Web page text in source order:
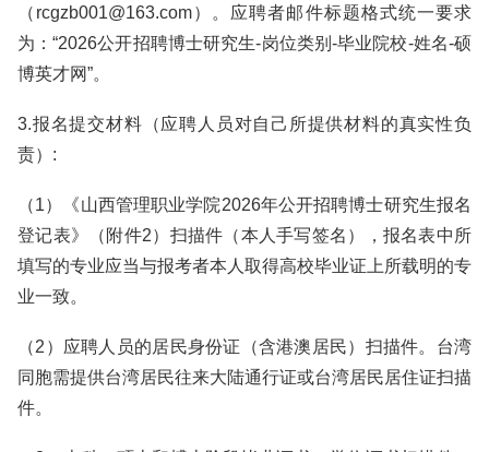
（rcgzb001@163.com）。应聘者邮件标题格式统一要求
为：“2026公开招聘博士研究生-岗位类别-毕业院校-姓名-硕
博英才网”。
3.报名提交材料（应聘人员对自己所提供材料的真实性负
责）:
（1）《山西管理职业学院2026年公开招聘博士研究生报名
登记表》（附件2）扫描件（本人手写签名），报名表中所
填写的专业应当与报考者本人取得高校毕业证上所载明的专
业一致。
（2）应聘人员的居民身份证（含港澳居民）扫描件。台湾
同胞需提供台湾居民往来大陆通行证或台湾居民居住证扫描
件。